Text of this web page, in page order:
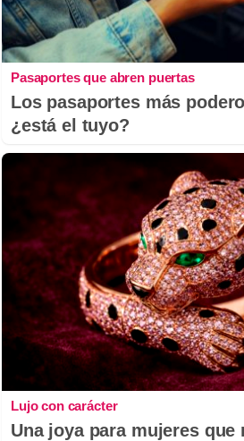
Pasaportes que abren puertas
Los pasaportes más
¿está el tuyo?
Lujo con carácter
Una joya para mujeres